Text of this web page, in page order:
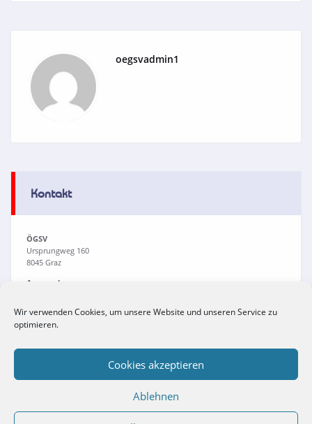
Wir verwenden Cookies, um unsere Website und unseren Service zu
optimieren.
Cookies akzeptieren
Ablehnen
oegsvadmin1
Kontakt
ÖGSV
Ursprungweg 160
8045 Graz
Ansprechpersonen:
Sarah Quinesser
Dr. Viola Buchrieser
Fax: +43(0)316/694711-4
office@oegsv.com